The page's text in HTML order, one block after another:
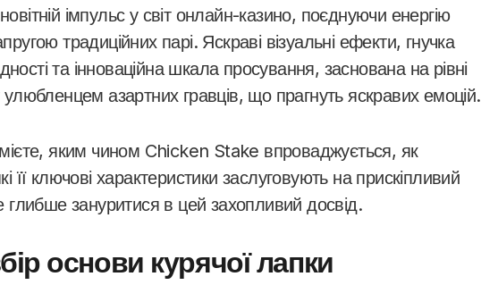
імпульс у світ онлайн-казино, поєднуючи енергію
традиційних парі. Яскраві візуальні ефекти, гнучка
та інноваційна шкала просування, заснована на рівні
азартних гравців, що прагнуть яскравих емоцій.
яким чином Chicken Stake впроваджується, як
її ключові характеристики заслуговують на прискіпливий
глибше зануритися в цей захопливий досвід.
основи курячої лапки